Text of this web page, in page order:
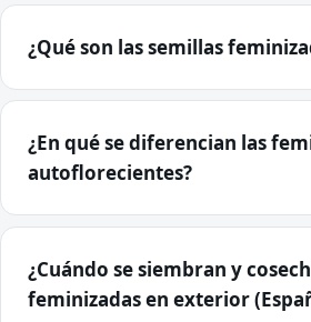
¿Qué son las semillas
¿En qué se diferencian las
autoflorecientes?
¿Cuándo se siembran y
feminizadas en exterior